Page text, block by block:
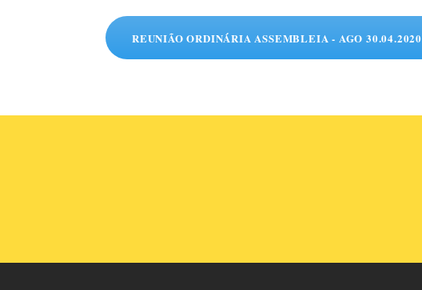
REUNIÃO ORDINÁRIA ASSEMBLEIA - AGO 30.04.2020